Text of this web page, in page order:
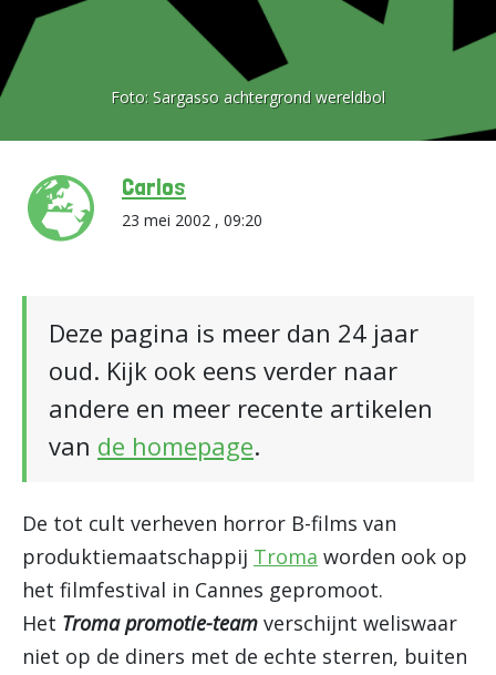
Foto: Sargasso achtergrond wereldbol
Carlos
23 mei 2002 , 09:20
Deze pagina is meer dan 24 jaar
oud. Kijk ook eens verder naar
andere en meer recente artikelen
van de homepage.
De tot cult verheven horror B-films van
produktiemaatschappij Troma worden ook op
het filmfestival in Cannes gepromoot.
Het Troma promotie-team verschijnt weliswaar
niet op de diners met de echte sterren, buiten